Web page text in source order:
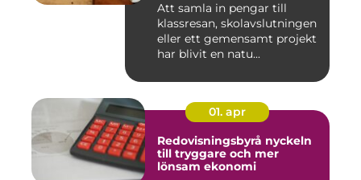
Att samla in pengar till
klassresan, skolavslutningen
eller ett gemensamt projekt
har blivit en natu...
01. apr
Redovisningsbyrå nyckeln
till tryggare och mer
lönsam ekonomi